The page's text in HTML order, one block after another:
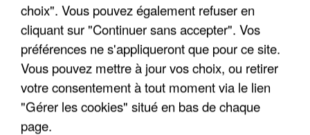
choix". Vous pouvez également refuser en
cliquant sur "Continuer sans accepter". Vos
préférences ne s'appliqueront que pour ce site.
Vous pouvez mettre à jour vos choix, ou retirer
votre consentement à tout moment via le lien
"Gérer les cookies" situé en bas de chaque
page.